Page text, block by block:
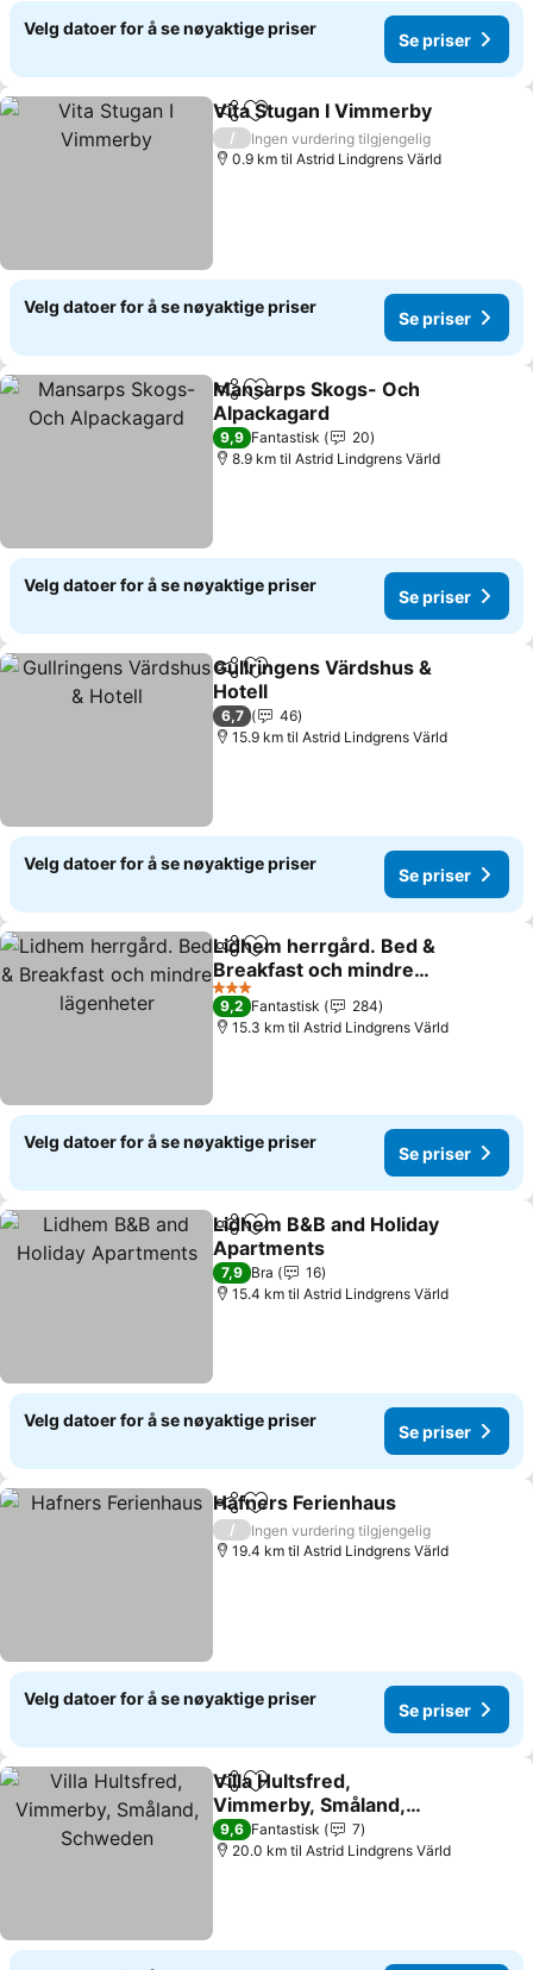
Velg datoer for å se nøyaktige priser
Se priser
Del Legg til i favoritter
Vita Stugan I Vimmerby
/
Ingen vurdering tilgjengelig
0.9 km til Astrid Lindgrens Värld
Velg datoer for å se nøyaktige priser
Se priser
Del Legg til i favoritter
Mansarps Skogs- Och
Alpackagard
9,9 Fantastisk
20
8.9 km til Astrid Lindgrens Värld
Velg datoer for å se nøyaktige priser
Se priser
Del Legg til i favoritter
Gullringens Värdshus &
Hotell
6,7
46
15.9 km til Astrid Lindgrens Värld
Velg datoer for å se nøyaktige priser
Se priser
Del Legg til i favoritter
Lidhem herrgård. Bed &
Breakfast och mindre
lägenheter
3 Stjerner
9,2 Fantastisk
284
15.3 km til Astrid Lindgrens Värld
Velg datoer for å se nøyaktige priser
Se priser
Del Legg til i favoritter
Lidhem B&B and Holiday
Apartments
7,9 Bra
16
15.4 km til Astrid Lindgrens Värld
Velg datoer for å se nøyaktige priser
Se priser
Del Legg til i favoritter
Hafners Ferienhaus
/
Ingen vurdering tilgjengelig
19.4 km til Astrid Lindgrens Värld
Velg datoer for å se nøyaktige priser
Se priser
Del Legg til i favoritter
Villa Hultsfred,
Vimmerby, Småland,
Schweden
9,6 Fantastisk
7
20.0 km til Astrid Lindgrens Värld